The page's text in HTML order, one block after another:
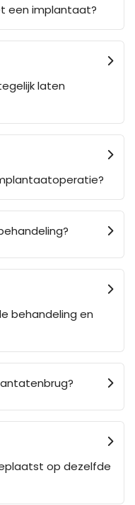
een implantaat?
laten
behandeling en
op dezelfde